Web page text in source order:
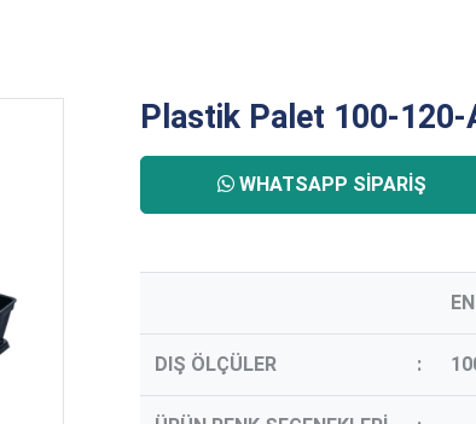
Plastik Palet 100-120-
WHATSAPP SIPARIŞ
DIŞ ÖLÇÜLER :